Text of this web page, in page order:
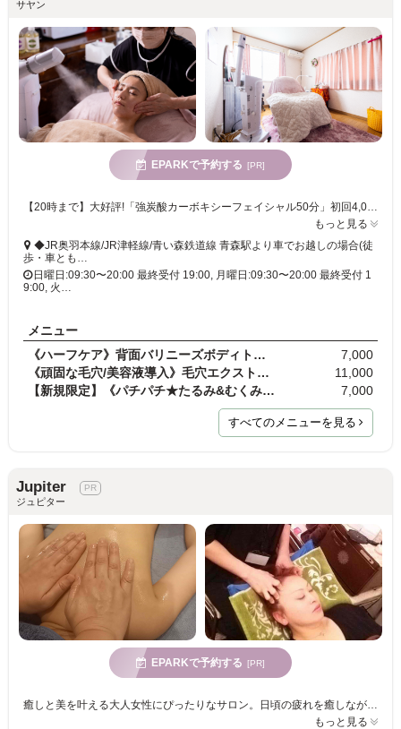
サヤン
EPARKで予約する [PR]
【20時まで】大好評!「強炭酸カーボキシーフェイシャル50分」初回4,000円☆頑固な黒ずみバイバイ♪今話題の毛穴エクストラクションも人気♪
もっと見る
◆JR奥羽本線/JR津軽線/青い森鉄道線 青森駅より車でお越しの場合(徒
歩・車とも…
日曜日:09:30〜20:00 最終受付 19:00, 月曜日:09:30〜20:00 最終受付 1
9:00, 火…
メニュー
《ハーフケア》背面バリニーズボディトリートメント4…
7,000
《頑固な毛穴/美容液導入》毛穴エクストラクション ※…
11,000
【新規限定】《パチパチ★たるみ&むくみ顔》強炭…
7,000
すべてのメニューを見る
Jupiter
ジュピター
EPARKで予約する [PR]
もっと見る